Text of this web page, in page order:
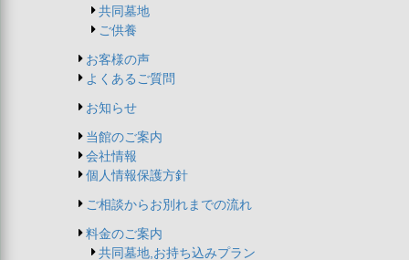
共同墓地
ご供養
お客様の声
よくあるご質問
お知らせ
当館のご案内
会社情報
個人情報保護方針
ご相談からお別れまでの流れ
料金のご案内
共同墓地,お持ち込みプラン